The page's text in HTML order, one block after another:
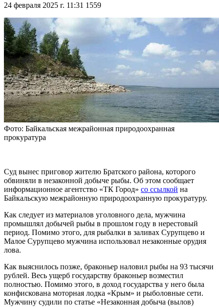
24 февраля 2025 г. 11:31 1559
Фото: Байкальская межрайонная природоохранная
прокуратура
Суд вынес приговор жителю Братского района, которого
обвиняли в незаконной добыче рыбы. Об этом сообщает
информационное агентство «ТК Город» со ссылкой на
Байкальскую межрайонную природоохранную прокуратуру.
Как следует из материалов уголовного дела, мужчина
промышлял добычей рыбы в прошлом году в нерестовый
период. Помимо этого, для рыбалки в заливах Сурупцево и
Малое Сурупцево мужчина использовал незаконные орудия
лова.
Как выяснилось позже, браконьер наловил рыбы на 93 тысячи
рублей. Весь ущерб государству браконьер возместил
полностью. Помимо этого, в доход государства у него была
конфискована моторная лодка «Крым» и рыболовные сети.
Мужчину судили по статье «Незаконная добыча (вылов)